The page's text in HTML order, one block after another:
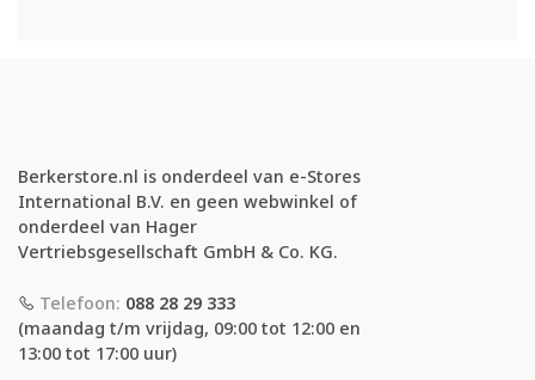
Berkerstore.nl is onderdeel van e-Stores
International B.V. en geen webwinkel of
onderdeel van Hager
Vertriebsgesellschaft GmbH & Co. KG.
Telefoon: 088 28 29 333
(maandag t/m vrijdag, 09:00 tot 12:00 en
13:00 tot 17:00 uur)